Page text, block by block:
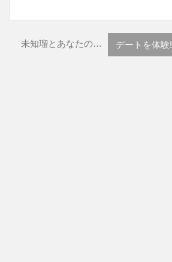
未知瑠とあなたの… デートを体験!